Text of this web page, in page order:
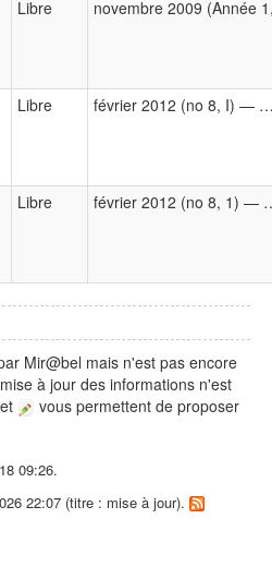
Libre novembre 2009 (Année
Libre février 2012 (no 8, I) —
Libre février 2012 (no 8, 1) —
Mir@bel mais n'est pas encore
à jour des informations n'est
et
vous permettent de proposer
09:26.
22:07 (titre : mise à jour).